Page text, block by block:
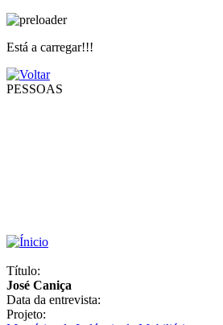
Está a carregar!!!
PESSOAS
Título:
José Caniça
Data da entrevista:
Projeto: